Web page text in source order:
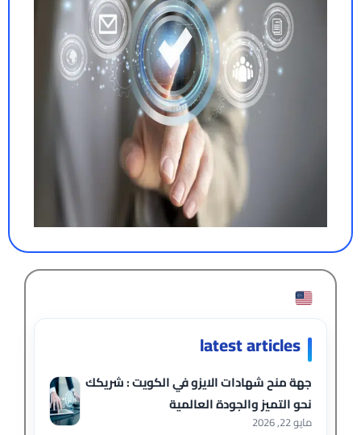
latest articles
جهة منح شهادات الايزو في الكويت : شريكك
نحو التميز والجودة العالمية
مايو 22, 2026